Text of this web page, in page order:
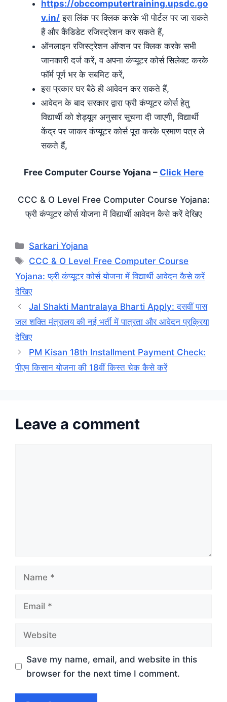
https://obccomputertraining.upsdc.go
v.in/ इस लिंक पर क्लिक करके भी पोर्टल पर जा सकते
हैं और कैंडिडेट रजिस्ट्रेशन कर सकते हैं,
ऑनलाइन रजिस्ट्रेशन ऑप्शन पर क्लिक करके सभी
जानकारी दर्ज करें, व अपना कंप्यूटर कोर्स सिलेक्ट करके
फॉर्म पूर्ण भर के सबमिट करें,
इस प्रकार घर बैठे ही आवेदन कर सकते हैं,
आवेदन के बाद सरकार द्वारा फ्री कंप्यूटर कोर्स हेतु
विद्यार्थी को शेड्यूल अनुसार सूचना दी जाएगी, विद्यार्थी
केंद्र पर जाकर कंप्यूटर कोर्स पूरा करके प्रमाण पत्र ले
सकते हैं,
Free Computer Course Yojana – Click Here
CCC & O Level Free Computer Course Yojana:
फ्री कंप्यूटर कोर्स योजना में विद्यार्थी आवेदन कैसे करें देखिए
Categories
Sarkari Yojana
Tags
CCC & O Level Free Computer Course
Yojana: फ्री कंप्यूटर कोर्स योजना में विद्यार्थी आवेदन कैसे करें
देखिए
Jal Shakti Mantralaya Bharti Apply: दसवीं पास
जल शक्ति मंत्रालय की नई भर्ती में पात्रता और आवेदन प्रक्रिया
देखिए
PM Kisan 18th Installment Payment Check:
पीएम किसान योजना की 18वीं किस्त चेक कैसे करें
Leave a comment
Name
Email
Website
Save my name, email, and website in this
browser for the next time I comment.